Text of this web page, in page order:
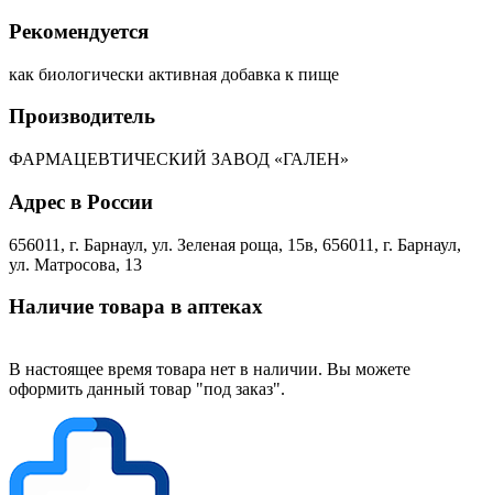
Рекомендуется
как биологически активная добавка к пище
Производитель
ФАРМАЦЕВТИЧЕСКИЙ ЗАВОД «ГАЛЕН»
Адрес в России
656011, г. Барнаул, ул. Зеленая роща, 15в, 656011, г. Барнаул,
ул. Матросова, 13
Наличие товара в аптеках
В настоящее время товара нет в наличии. Вы можете
оформить данный товар "под заказ".